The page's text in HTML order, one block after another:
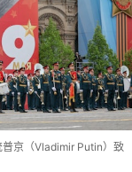
京（Vladimir Putin）致